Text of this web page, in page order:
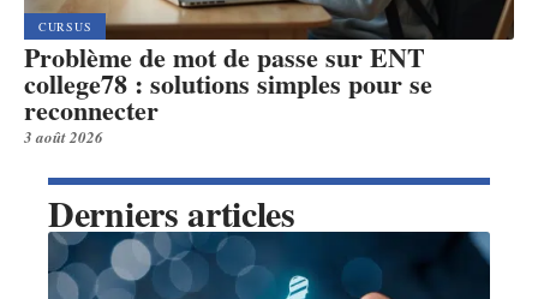
CURSUS
Problème de mot de passe sur ENT
college78 : solutions simples pour se
reconnecter
3 août 2026
Derniers articles